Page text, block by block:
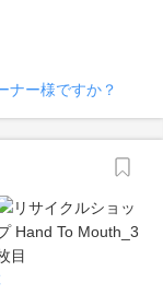
ー様ですか？